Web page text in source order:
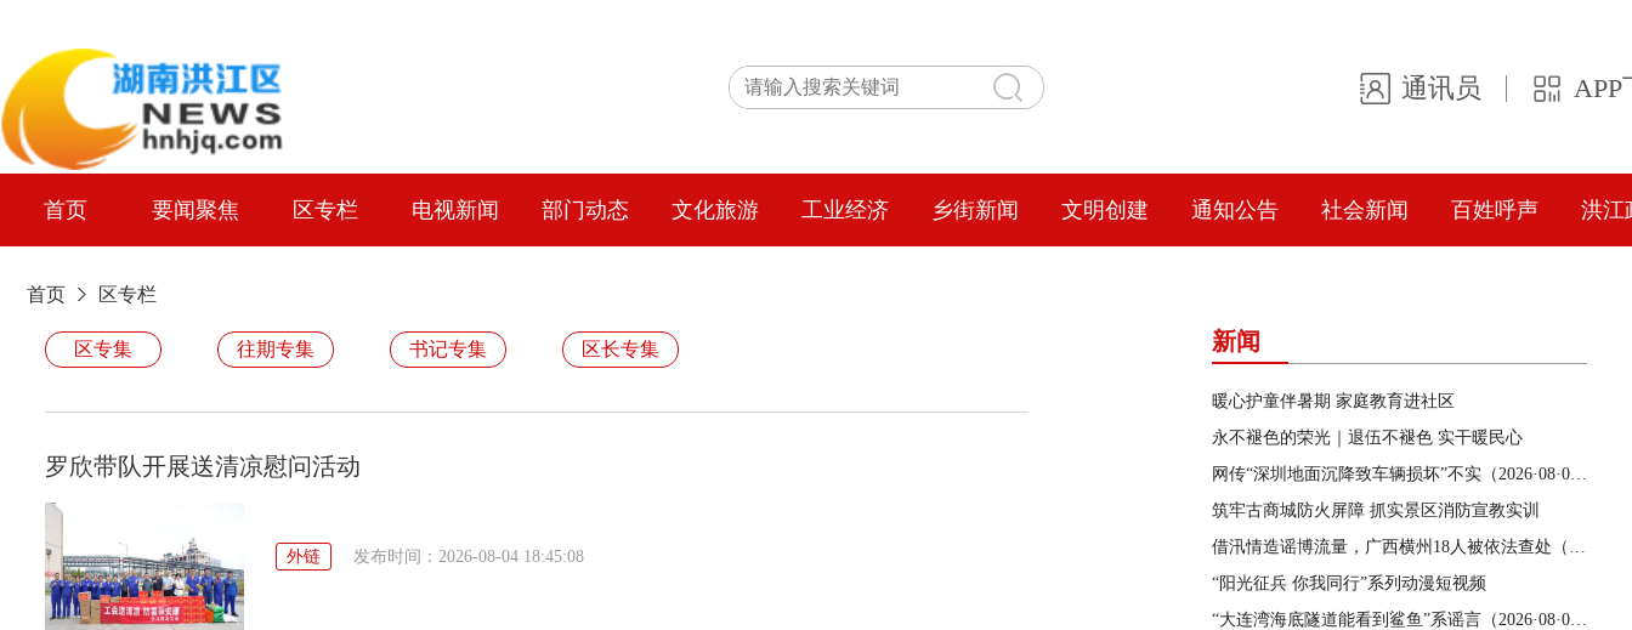
通讯员 APP
首页 要闻聚焦 区专栏 电视新闻 部门动态 文化旅游 工业经济 乡街新闻 文明创建 通知公告 社会新闻 百姓呼声 洪江
首页 区专栏
区专集 往期专集 书记专集 区长专集
罗欣带队开展送清凉慰问活动
外链 发布时间：2026-08-04 18:45:08
新闻
暖心护童伴暑期 家庭教育进社区
永不褪色的荣光｜退伍不褪色 实干暖民心
网传“深圳地面沉降致车辆损坏”不实（2026·08·06）
筑牢古商城防火屏障 抓实景区消防宣教实训
借汛情造谣博流量，广西横州18人被依法查处（2026·08·05）
“阳光征兵 你我同行”系列动漫短视频
“大连湾海底隧道能看到鲨鱼”系谣言（2026·08·04）